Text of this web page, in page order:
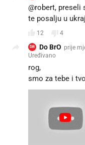
@robert,
te posalju u
12 4
DB Do BrO prije
Uređivano
rog,